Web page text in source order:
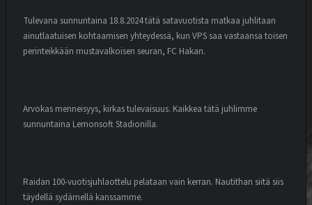
Tulevana sunnuntaina 18.8.2024 tätä satavuotista matkaa juhlitaan
ainutlaatuisen kohtaamisen yhteydessä, kun VPS saa vastaansa toisen
perinteikkään mustavalkoisen seuran, FC Hakan.
Arvokas menneisyys, kirkas tulevaisuus. Kaikkea tätä juhlimme
sunnuntaina Lemonsoft Stadionilla.
Raidan 100-vuotisjuhlaottelu pelataan vain kerran. Nautithan siitä siis
täydellä sydämellä kanssamme.